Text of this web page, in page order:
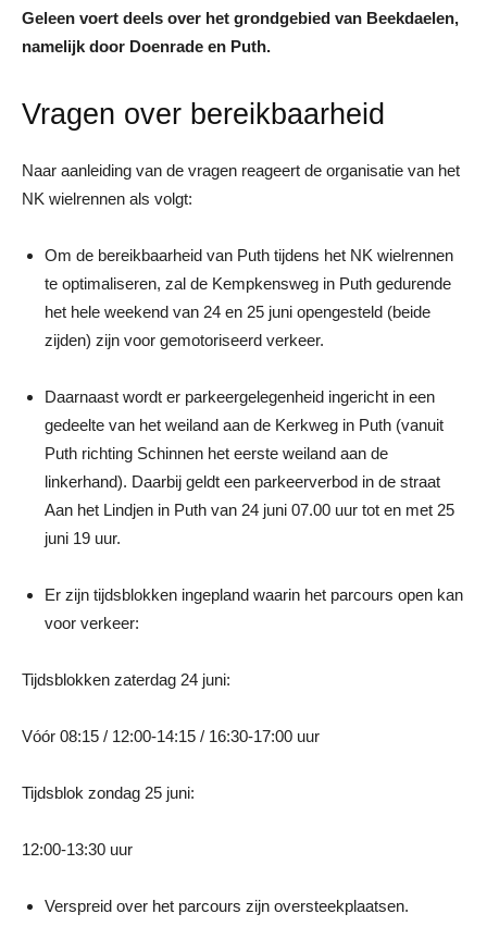
Geleen voert deels over het grondgebied van Beekdaelen,
namelijk door Doenrade en Puth.
Vragen over bereikbaarheid
Naar aanleiding van de vragen reageert de organisatie van het
NK wielrennen als volgt:
Om de bereikbaarheid van Puth tijdens het NK wielrennen
te optimaliseren, zal de Kempkensweg in Puth gedurende
het hele weekend van 24 en 25 juni opengesteld (beide
zijden) zijn voor gemotoriseerd verkeer.
Daarnaast wordt er parkeergelegenheid ingericht in een
gedeelte van het weiland aan de Kerkweg in Puth (vanuit
Puth richting Schinnen het eerste weiland aan de
linkerhand). Daarbij geldt een parkeerverbod in de straat
Aan het Lindjen in Puth van 24 juni 07.00 uur tot en met 25
juni 19 uur.
Er zijn tijdsblokken ingepland waarin het parcours open kan
voor verkeer:
Tijdsblokken zaterdag 24 juni:
Vóór 08:15 / 12:00-14:15 / 16:30-17:00 uur
Tijdsblok zondag 25 juni:
12:00-13:30 uur
Verspreid over het parcours zijn oversteekplaatsen.